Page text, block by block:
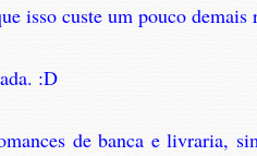
isso custe um pouco demais
:D
de banca e livraria,